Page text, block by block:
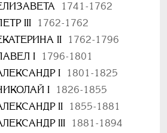
1741-1762
III
1762-1762
II
1762-1796
I
1796-1801
I
1801-1825
I
1826-1855
II
1855-1881
III
1881-1894